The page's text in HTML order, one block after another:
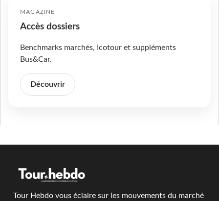
MAGAZINE
Accès dossiers
Benchmarks marchés, Icotour et suppléments
Bus&Car.
Découvrir
Tour Hebdo vous éclaire sur les mouvements du marché